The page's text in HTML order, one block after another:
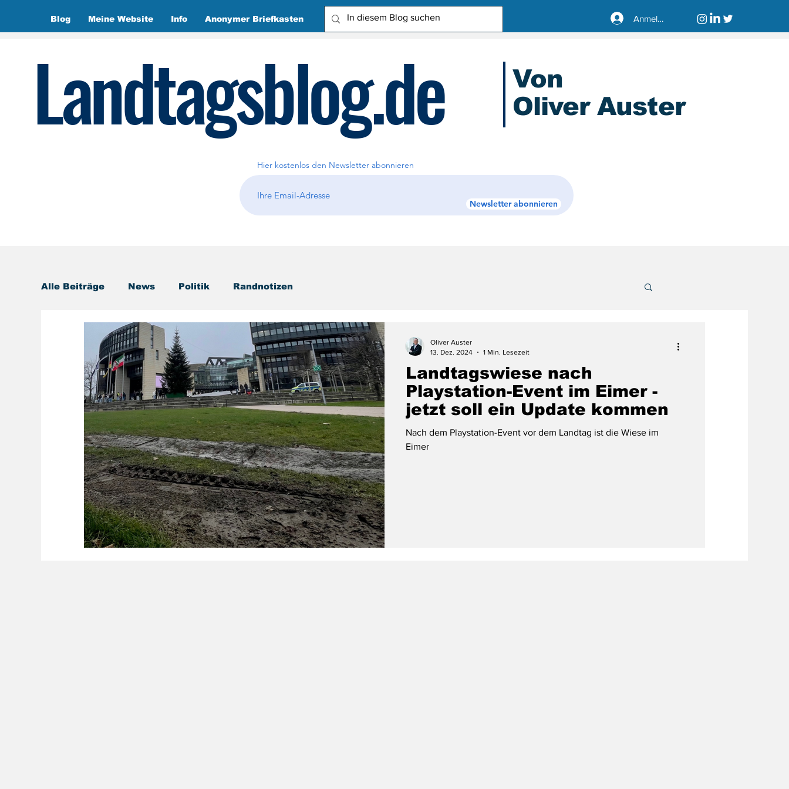
Blog Meine Website Info Anonymer Briefkasten Anmelden
Landtagsblog.de
Von
Oliver Auster
Hier kostenlos den Newsletter abonnieren
Newsletter abonnieren
Alle Beiträge News Politik Randnotizen
Landtagswiese nach
Playstation-Event im Eimer -
jetzt soll ein Update kommen
Nach dem Playstation-Event vor dem Landtag ist die Wiese im
Eimer
Oliver Auster
13. Dez. 2024
1 Min. Lesezeit